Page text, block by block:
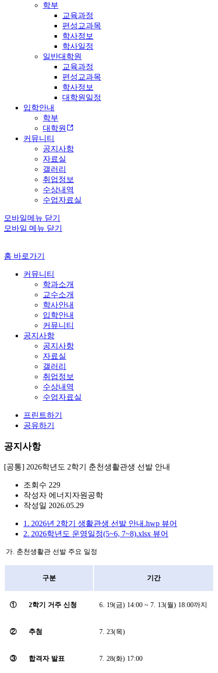
학부
교육과정
편성교과목
학사정보
학사일정
일반대학원
교육과정
편성교과목
학사정보
대학원일정
입학안내
학부
대학원
커뮤니티
공지사항
자료실
갤러리
취업정보
수상내역
수업자료실
모바일메뉴 닫기
모바일 메뉴 닫기
홈 바로가기
커뮤니티
학과소개
교수소개
학사안내
입학안내
커뮤니티
공지사항
공지사항
자료실
갤러리
취업정보
수상내역
수업자료실
프린트하기
공유하기
공지사항
[공통] 2026학년도 2학기 춘천생활관생 선발 안내
조회수 229
작성자 에너지자원공학
작성일 2026.05.29
1. 2026년 2학기 생활관생 선발 안내.hwp 뷰어
2. 2026학년도 운영일정(5~6, 7~8).xlsx 뷰어
가. 춘천생활관 선발 주요 일정
구분 기간
① 2학기 거주 신청 6. 19(금) 14:00 ~ 7. 13(월) 18:00까지
② 추첨 7. 23(목)
③ 합격자 발표 7. 28(화) 17:00